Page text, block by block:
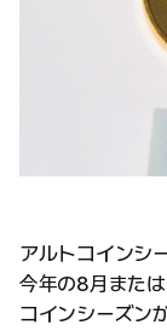
アルトコインシ
今年の8月また
コインシーズン